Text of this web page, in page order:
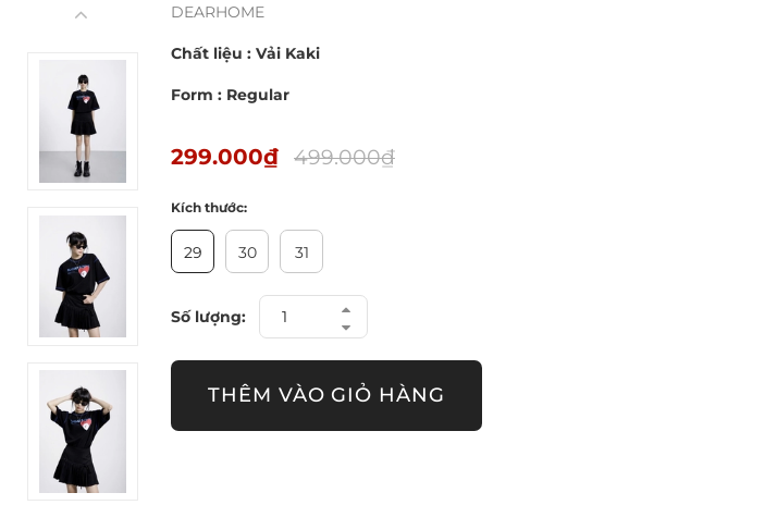
DEARHOME
Chất liệu : Vải Kaki
Form : Regular
299.000₫ 499.000₫
Kích thước:
29 30 31
Số lượng:
THÊM VÀO GIỎ HÀNG